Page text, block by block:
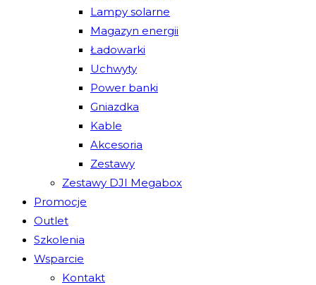
Lampy solarne
Magazyn energii
Ładowarki
Uchwyty
Power banki
Gniazdka
Kable
Akcesoria
Zestawy
Zestawy DJI Megabox
Promocje
Outlet
Szkolenia
Wsparcie
Kontakt